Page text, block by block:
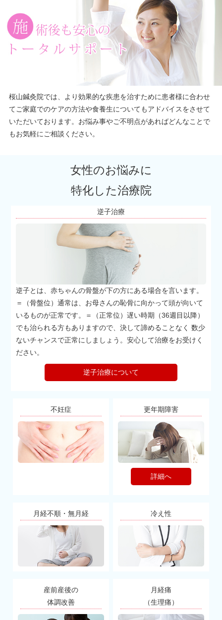
桜山鍼灸院では、より効果的な疾患を治すために患者様に合わせ
てご家庭でのケアの方法や食養生についてもアドバイスをさせて
いただいております。お悩み事やご不明点があればどんなことで
もお気軽にご相談ください。
女性のお悩みに
特化した治療院
逆子治療
逆子とは、赤ちゃんの骨盤が下の方にある場合を言います。
＝（骨盤位）通常は、お母さんの恥骨に向かって頭が向いて
いるものが正常です。＝（正常位）遅い時期（36週目以降）
でも治られる方もありますので、決して諦めることなく 数少
ないチャンスで正常にしましょう。安心して治療をお受けく
ださい。
逆子治療について
不妊症 更年期障害
詳細へ
月経不順・無月経 冷え性
産前産後の
体調改善
月経痛
（生理痛）